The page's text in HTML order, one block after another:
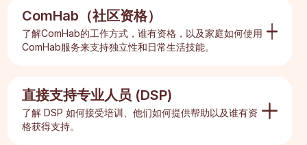
我能失业去资格？
我需要什么样的文件或评分才能获得 OPWDD 资
吗？
OPWDD 资格是否使我的孩子有权获得 OT、PT、
咨询或其他治疗？
OPWDD 评估期间会发生什么？
OPWDD 评估的费用是多少？
什么是临时护理？
临时护理如何为家庭提供支持？
我如何有资格获得喘息？
如何选择优质的临时护理服务？
ComHab（社区资格）
了解ComHab的工作方式，谁有资格，以及家庭如何使用
ComHab服务来支持独立性和日常生活技能。
什么是 Com Hab？
谁有资格获得Com Hab？
直接支持专业人员 (DSP)
了解 DSP 如何接受培训、他们如何提供帮助以及谁有资
格获得支持。